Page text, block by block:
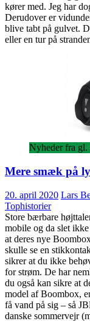
kører med. Jeg har
Derudover er
blive tabt på gulvet.
eller en tur på
Nyheder fra gl.
Mere smæk på
20. april 2020 Lars
Tophistorier
Store bærbare
mobile og da slet
at deres nye
skulle se en
sikrer at du ikke
for strøm. De har
du også kan sikre at
model af Boombox,
få vand på sig – så
danske sommervejr